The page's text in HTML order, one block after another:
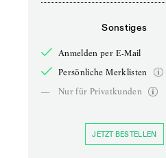
Sonstiges
Anmelden per E-Mail
Persönliche Merklisten
—
Nur für Privatkunden
JETZT BESTELLEN